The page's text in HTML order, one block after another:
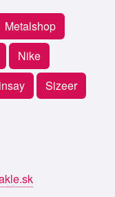
Metalshop
Nike
Sizeer